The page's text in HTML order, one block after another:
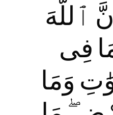
ٱللَّهَ
فِى
وَمَا